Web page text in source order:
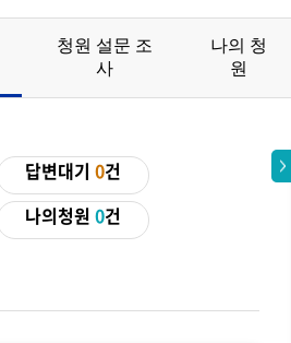
청원 설문 조
사
나의 청
원
답변대기0건
나의청원0건